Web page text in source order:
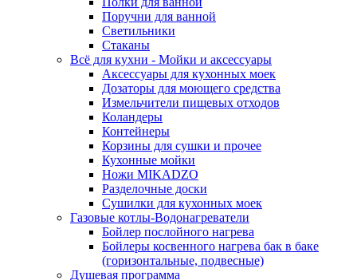
Поручни для ванной
Светильники
Стаканы
Всё для кухни - Мойки и аксессуары
Аксессуары для кухонных моек
Дозаторы для моющего средства
Измельчители пищевых отходов
Коландеры
Контейнеры
Корзины для сушки и прочее
Кухонные мойки
Ножи MIKADZO
Разделочные доски
Сушилки для кухонных моек
Газовые котлы-Водонагреватели
Бойлер послойного нагрева
Бойлеры косвенного нагрева бак в баке
(горизонтальные, подвесные)
Душевая программа